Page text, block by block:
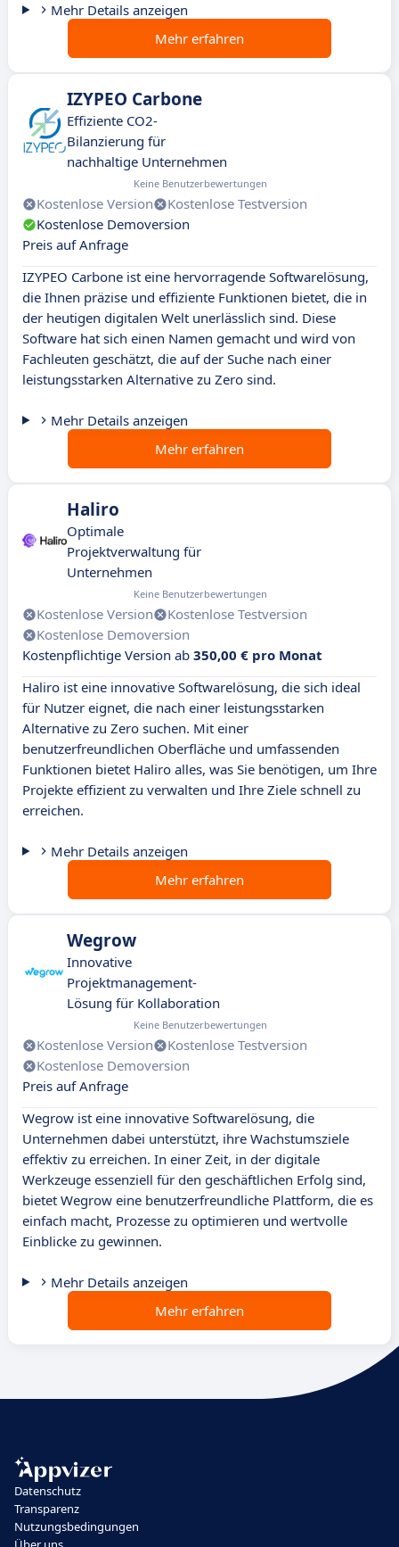
Mehr Details anzeigen
Mehr erfahren
IZYPEO Carbone
Effiziente CO2-
Bilanzierung für
nachhaltige Unternehmen
Keine Benutzerbewertungen
Kostenlose Version
Kostenlose Testversion
Kostenlose Demoversion
Preis auf Anfrage
IZYPEO Carbone ist eine hervorragende Softwarelösung,
die Ihnen präzise und effiziente Funktionen bietet, die in
der heutigen digitalen Welt unerlässlich sind. Diese
Software hat sich einen Namen gemacht und wird von
Fachleuten geschätzt, die auf der Suche nach einer
leistungsstarken Alternative zu Zero sind.
Mehr Details anzeigen
Mehr erfahren
Haliro
Optimale
Projektverwaltung für
Unternehmen
Keine Benutzerbewertungen
Kostenlose Version
Kostenlose Testversion
Kostenlose Demoversion
Kostenpflichtige Version ab 350,00 € pro Monat
Haliro ist eine innovative Softwarelösung, die sich ideal
für Nutzer eignet, die nach einer leistungsstarken
Alternative zu Zero suchen. Mit einer
benutzerfreundlichen Oberfläche und umfassenden
Funktionen bietet Haliro alles, was Sie benötigen, um Ihre
Projekte effizient zu verwalten und Ihre Ziele schnell zu
erreichen.
Mehr Details anzeigen
Mehr erfahren
Wegrow
Innovative
Projektmanagement-
Lösung für Kollaboration
Keine Benutzerbewertungen
Kostenlose Version
Kostenlose Testversion
Kostenlose Demoversion
Preis auf Anfrage
Wegrow ist eine innovative Softwarelösung, die
Unternehmen dabei unterstützt, ihre Wachstumsziele
effektiv zu erreichen. In einer Zeit, in der digitale
Werkzeuge essenziell für den geschäftlichen Erfolg sind,
bietet Wegrow eine benutzerfreundliche Plattform, die es
einfach macht, Prozesse zu optimieren und wertvolle
Einblicke zu gewinnen.
Mehr Details anzeigen
Mehr erfahren
Datenschutz
Transparenz
Nutzungsbedingungen